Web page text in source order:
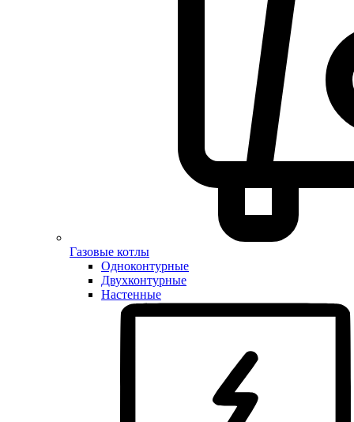
Газовые котлы
Одноконтурные
Двухконтурные
Настенные